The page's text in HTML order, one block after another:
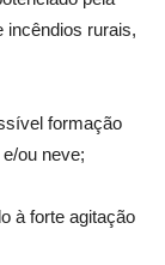
incêndios rurais,
formação
ou neve;
à forte agitação